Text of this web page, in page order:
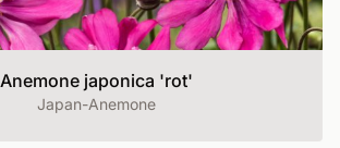
Anemone japonica 'rot'
Japan-Anemone